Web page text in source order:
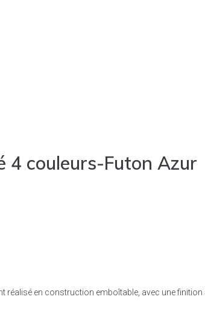
4 couleurs-Futon Azur
en construction emboîtable, avec une finition